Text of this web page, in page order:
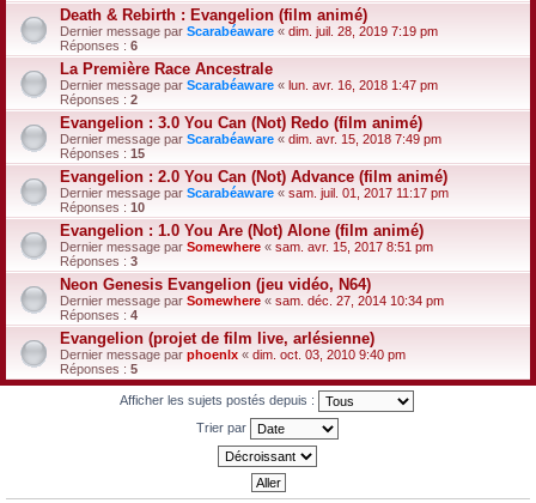
Death & Rebirth : Evangelion (film animé)
Dernier message par Scarabéaware « dim. juil. 28, 2019 7:19 pm
Réponses : 6
La Première Race Ancestrale
Dernier message par Scarabéaware « lun. avr. 16, 2018 1:47 pm
Réponses : 2
Evangelion : 3.0 You Can (Not) Redo (film animé)
Dernier message par Scarabéaware « dim. avr. 15, 2018 7:49 pm
Réponses : 15
Evangelion : 2.0 You Can (Not) Advance (film animé)
Dernier message par Scarabéaware « sam. juil. 01, 2017 11:17 pm
Réponses : 10
Evangelion : 1.0 You Are (Not) Alone (film animé)
Dernier message par Somewhere « sam. avr. 15, 2017 8:51 pm
Réponses : 3
Neon Genesis Evangelion (jeu vidéo, N64)
Dernier message par Somewhere « sam. déc. 27, 2014 10:34 pm
Réponses : 4
Evangelion (projet de film live, arlésienne)
Dernier message par phoenlx « dim. oct. 03, 2010 9:40 pm
Réponses : 5
Afficher les sujets postés depuis :
Trier par